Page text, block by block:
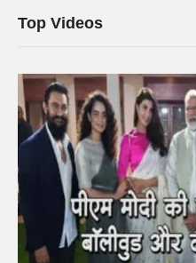
Top Videos